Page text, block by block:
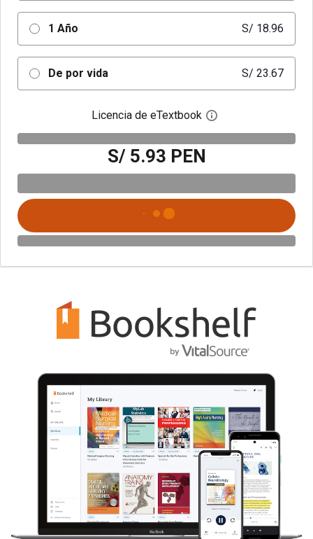
1 Año S/ 18.96
De por vida S/ 23.67
Licencia de eTextbook Abre el cuadro de
S/ 5.93 PEN